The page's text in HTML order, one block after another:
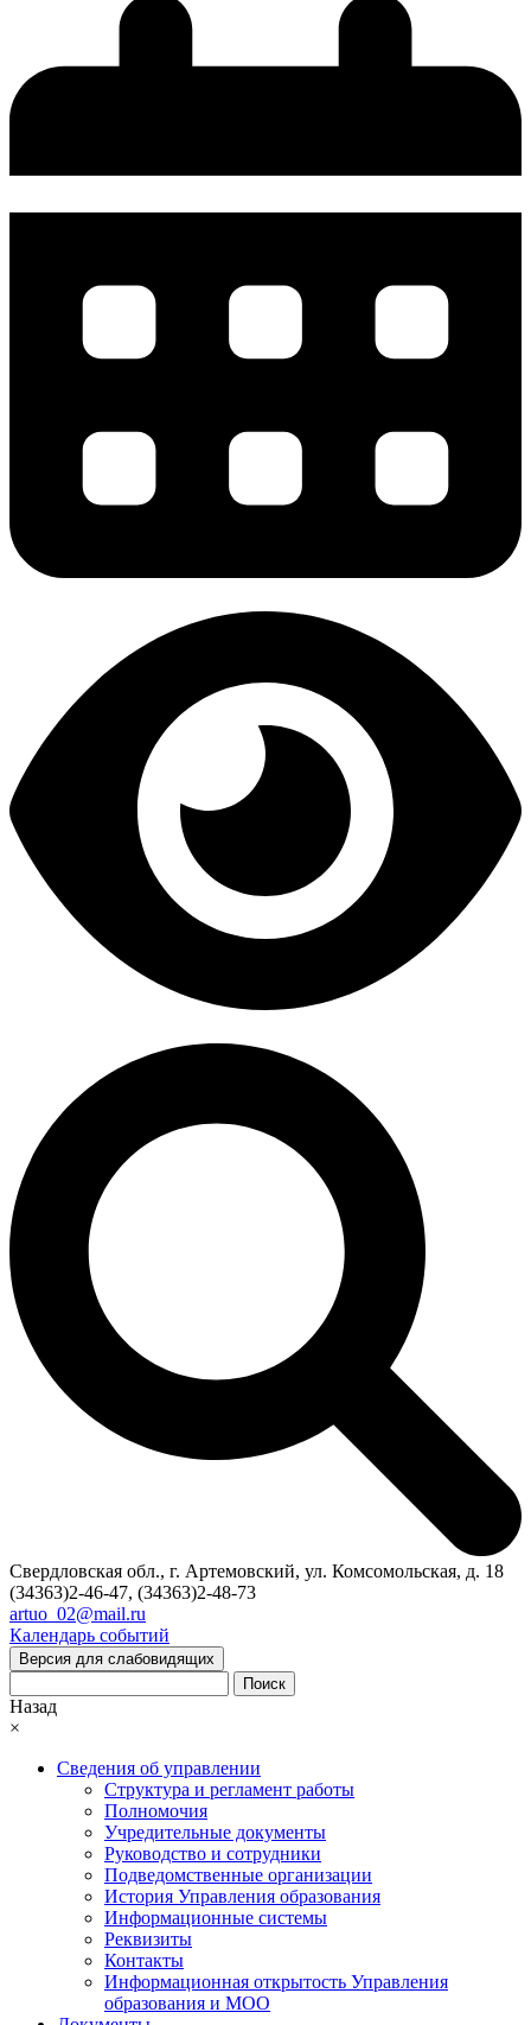
Свердловская обл., г. Артемовский, ул. Комсомольская, д. 18
(34363)2-46-47, (34363)2-48-73
artuo_02@mail.ru
Календарь событий
Версия для слабовидящих
Поиск
Назад
×
Сведения об управлении
Структура и регламент работы
Полномочия
Учредительные документы
Руководство и сотрудники
Подведомственные организации
История Управления образования
Информационные системы
Реквизиты
Контакты
Информационная открытость Управления
образования и МОО